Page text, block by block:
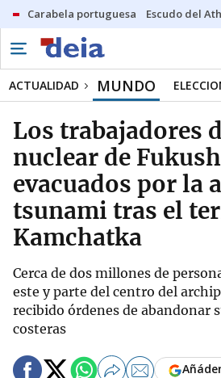
Carabela portuguesa Escudo del
ACTUALIDAD MUNDO
Los trabajadores
nuclear de
evacuados por la
tsunami tras el
Kamchatka
Cerca de dos millones de
este y parte del centro del
recibido órdenes de abandonar
costeras